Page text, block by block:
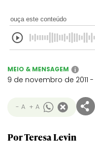
ouça este conteúdo
MEIO & MENSAGEM i
9 de novembro de 2011
- A + A
Por Teresa Levin